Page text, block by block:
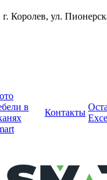
Королев, ул.
в
Контакты